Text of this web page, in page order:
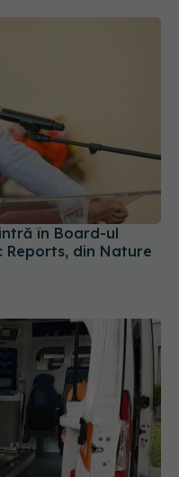
în Board-ul
din Nature